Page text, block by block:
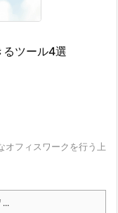
ツール4選
フィスワークを行う上